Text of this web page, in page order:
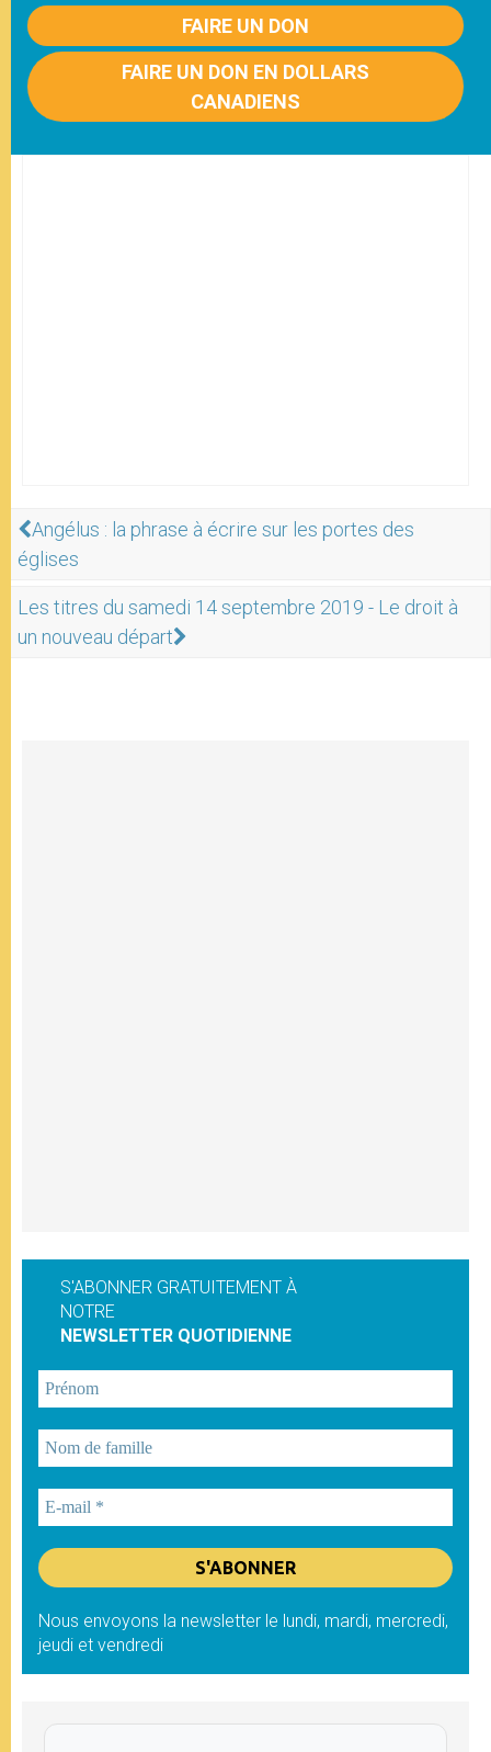
FAIRE UN DON
FAIRE UN DON EN DOLLARS
CANADIENS
Angélus : la phrase à écrire sur les portes des
églises
Les titres du samedi 14 septembre 2019 - Le droit à
un nouveau départ
S'ABONNER GRATUITEMENT À
NOTRE
NEWSLETTER QUOTIDIENNE
Nous envoyons la newsletter le lundi, mardi, mercredi,
jeudi et vendredi